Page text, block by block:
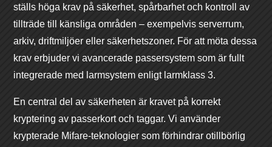
ställs höga krav på säkerhet, spårbarhet och kontroll av
tillträde till känsliga områden – exempelvis serverrum,
arkiv, driftmiljöer eller säkerhetszoner. För att möta dessa
krav erbjuder vi avancerade passersystem som är fullt
integrerade med larmsystem enligt larmklass 3.
En central del av säkerheten är kravet på korrekt
kryptering av passerkort och taggar. Vi använder
krypterade Mifare-teknologier som förhindrar otillbörlig